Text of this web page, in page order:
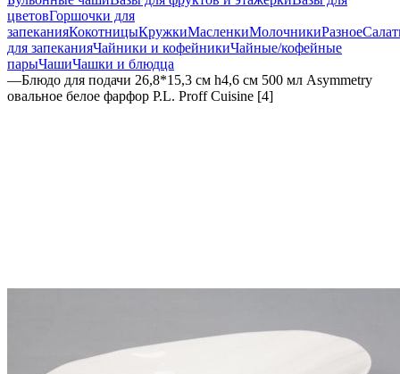
цветовГоршочки для
запеканияКокотницыКружкиМасленкиМолочникиРазное
для запеканияЧайники и кофейникиЧайные/кофейные
парыЧашиЧашки и блюдца
—Блюдо для подачи 26,8*15,3 см h4,6 см 500 мл Asymmetry
овальное белое фарфор P.L. Proff Cuisine [4]